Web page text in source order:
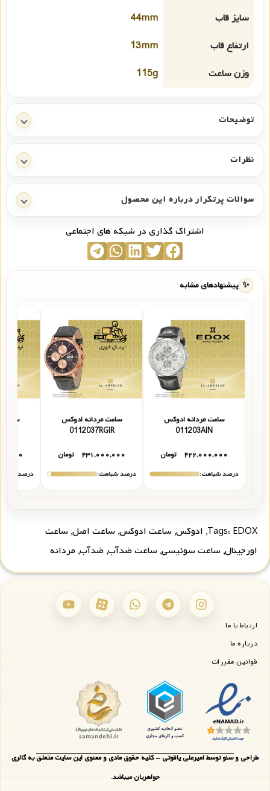
سایز قاب
44mm
ارتفاع قاب
13mm
وزن ساعت
115g
توضیحات
نظرات
سوالات پرتکرار درباره این محصول
اشتراک گذاری در شبکه های اجتماعی
✨ پیشنهادهای مشابه
ساعت مردانه ادوکس
011203AIN
۴۲۲,۰۰۰,۰۰۰
تومان
درصد شباهت:
ساعت مردانه ادوکس
0112037RGIR
۴۳۱,۰۰۰,۰۰۰
تومان
درصد شباهت:
ساعت
درصد
Tags: EDOX
, ادوکس, ساعت ادوکس, ساعت اصل, ساعت
اورجینال, ساعت سوئیسی, ساعت ضدآب, ضدآب, مردانه
ارتباط با ما
درباره ما
قوانین مقررات
طراحی و سئو توسط امیرعلی یاقوتی - کلیه حقوق مادی و معنوی این سایت متعلق به گالری
جواهریان میباشد.